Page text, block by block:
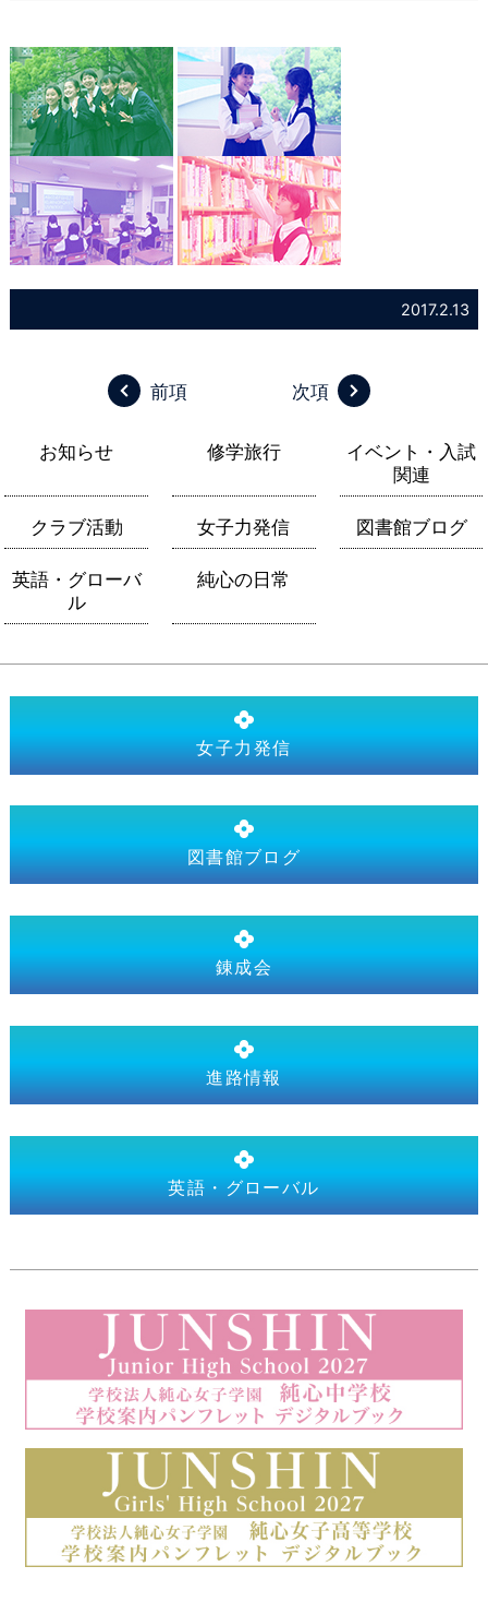
2017.2.13
前項 次項
お知らせ 修学旅行
イベント・入試
関連
クラブ活動 女子力発信 図書館ブログ
英語・グローバ
ル
純心の日常
女子力発信
図書館ブログ
錬成会
進路情報
英語・グローバル